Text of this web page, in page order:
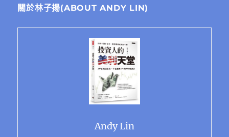
關於林子揚(ABOUT ANDY LIN)
Andy Lin